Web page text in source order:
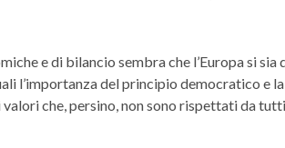
e di bilancio sembra che l’Europa si
l’importanza del principio democratico
che, persino, non sono rispettati da